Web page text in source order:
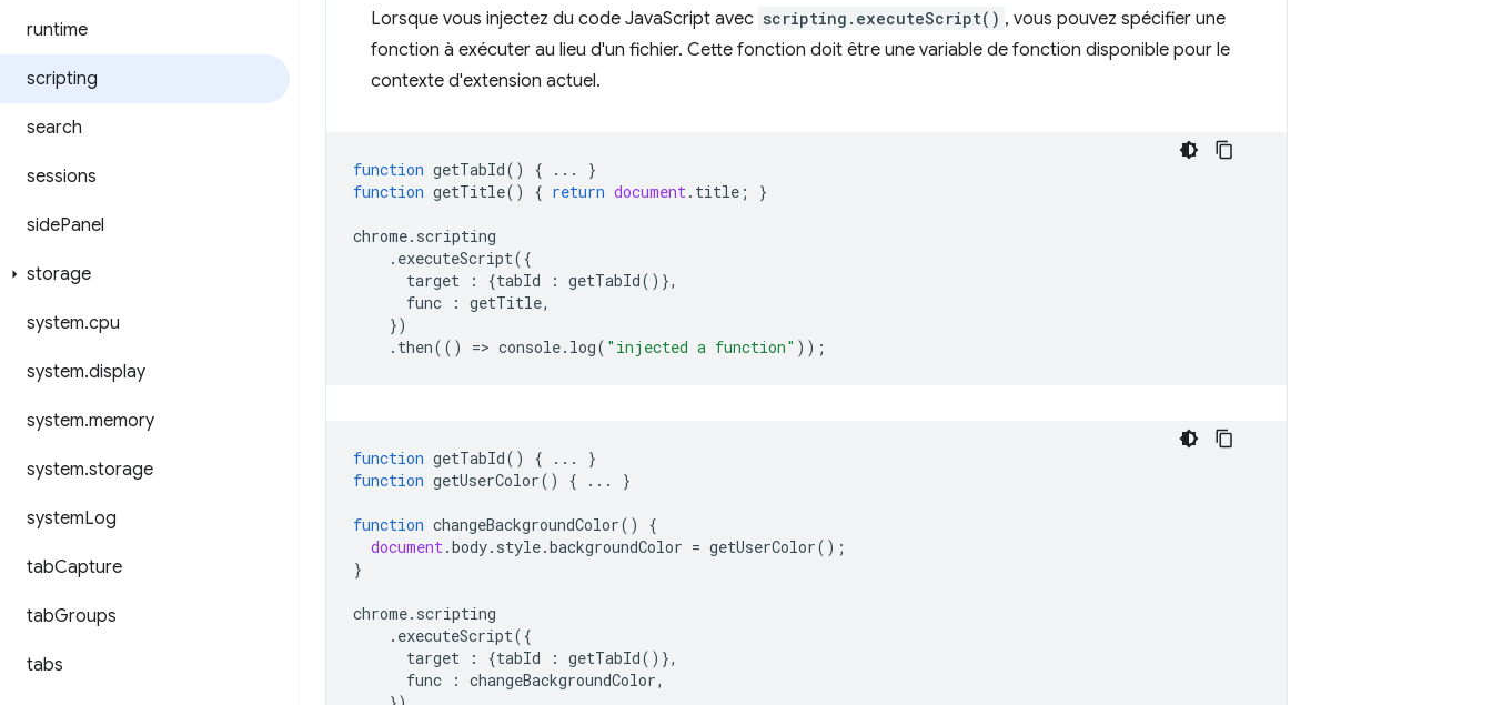
runtime
scripting
search
sessions
sidePanel
storage
system.cpu
system.display
system.memory
system.storage
systemLog
tabCapture
tabGroups
tabs
Lorsque vous injectez du code JavaScript avec scripting.executeScript() , vous pouvez spécifier une
fonction à exécuter au lieu d'un fichier. Cette fonction doit être une variable de fonction disponible pour le
contexte d'extension actuel.
function getTabId() { ...
}
function getTitle() { return document. title ; }
chrome. scripting
. executeScript({
target
: {tabId : getTabId()},
func
: getTitle,
})
. then(() => console. log( "injected a function" ));
function getTabId() { ...
}
function getUserColor() { ... }
function changeBackgroundColor()
{
document.body. style.backgroundColor = getUserColor();
}
chrome. scripting
. executeScript({
target
: {tabId : getTabId()},
func
: changeBackgroundColor,